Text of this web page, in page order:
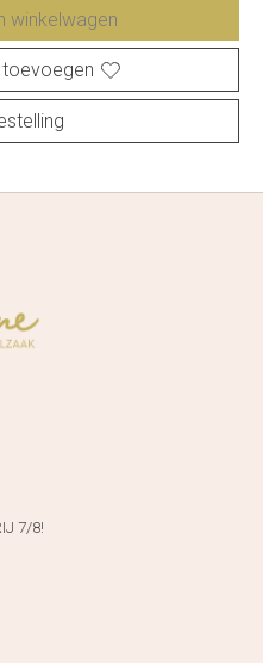
winkelwagen
toevoegen
7/8!